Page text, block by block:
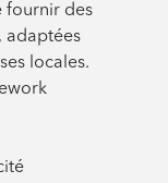
fournir des
adaptées
locales.